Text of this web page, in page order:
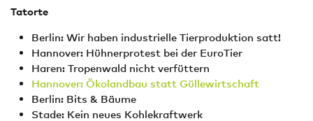
Tatorte
Berlin: Wir haben industrielle Tierproduktion satt!
Hannover: Hühnerprotest bei der EuroTier
Haren: Tropenwald nicht verfüttern
Hannover: Ökolandbau statt Güllewirtschaft
Berlin: Bits & Bäume
Stade: Kein neues Kohlekraftwerk